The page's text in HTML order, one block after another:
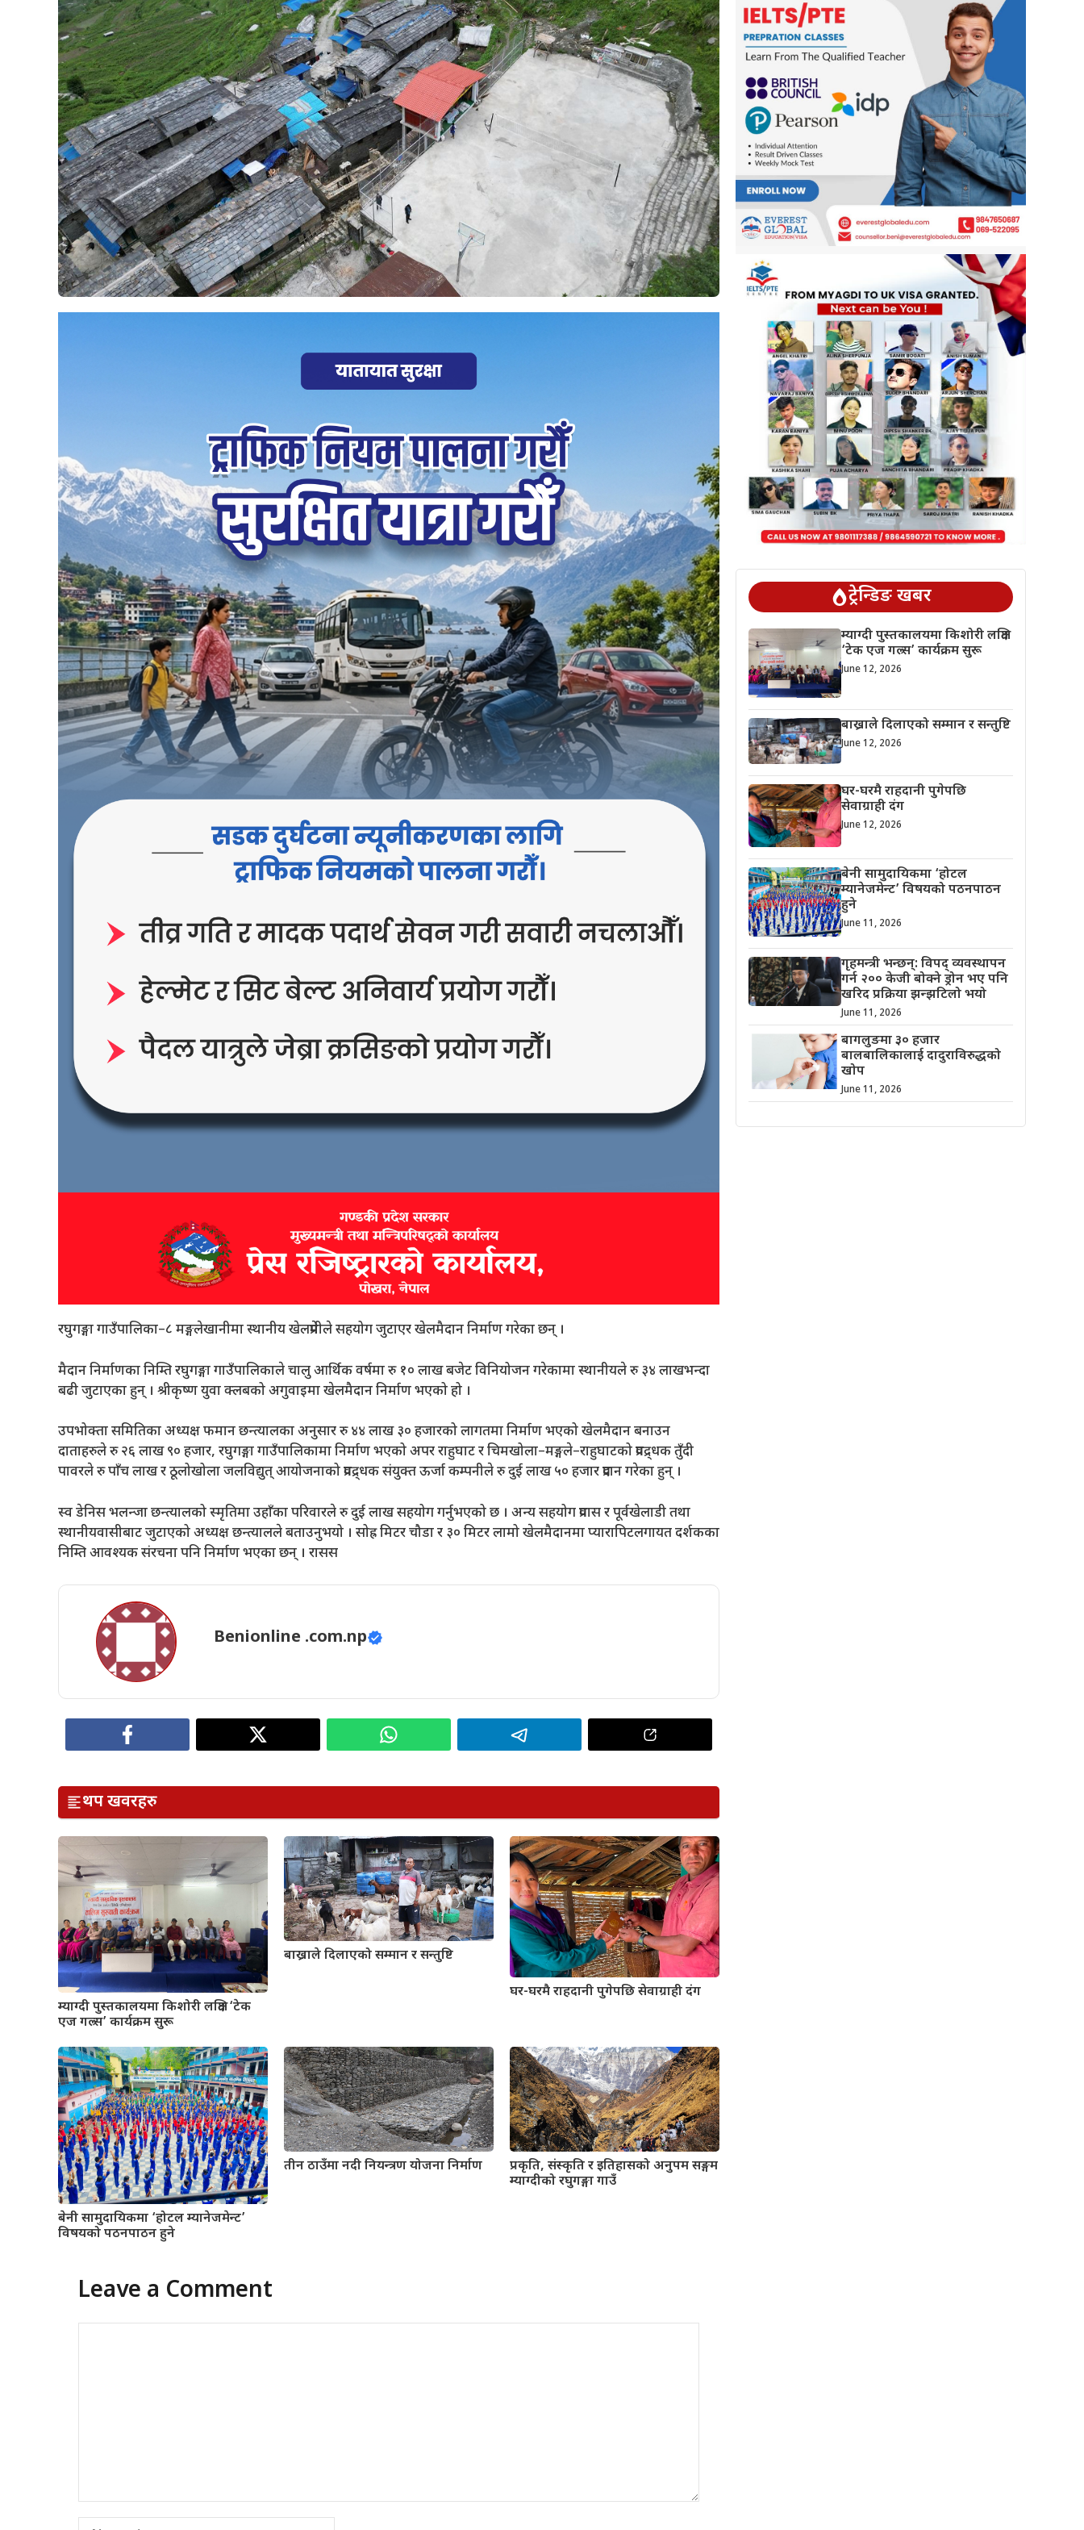
रघुगङ्गा गाउँपालिका–८ मङ्गलेखानीमा स्थानीय खेलप्रेमीले सहयोग जुटाएर खेलमैदान निर्माण गरेका छन् ।
मैदान निर्माणका निम्ति रघुगङ्गा गाउँपालिकाले चालु आर्थिक वर्षमा रु १० लाख बजेट विनियोजन गरेकामा स्थानीयले रु ३४ लाखभन्दा
बढी जुटाएका हुन् । श्रीकृष्ण युवा क्लबको अगुवाइमा खेलमैदान निर्माण भएको हो ।
उपभोक्ता समितिका अध्यक्ष फमान छन्त्यालका अनुसार रु ४४ लाख ३० हजारको लागतमा निर्माण भएको खेलमैदान बनाउन
दाताहरुले रु २६ लाख ९० हजार, रघुगङ्गा गाउँपालिकामा निर्माण भएको अपर राहुघाट र चिमखोला–मङ्गले–राहुघाटको प्रवद्र्धक तुँदी
पावरले रु पाँच लाख र ठूलोखोला जलविद्युत् आयोजनाको प्रवद्र्धक संयुक्त ऊर्जा कम्पनीले रु दुई लाख ५० हजार प्रदान गरेका हुन् ।
स्व डेनिस भलन्जा छन्त्यालको स्मृतिमा उहाँका परिवारले रु दुई लाख सहयोग गर्नुभएको छ । अन्य सहयोग प्रवास र पूर्वखेलाडी तथा
स्थानीयवासीबाट जुटाएको अध्यक्ष छन्त्यालले बताउनुभयो । सोह्र मिटर चौडा र ३० मिटर लामो खेलमैदानमा प्यारापिटलगायत दर्शकका
निम्ति आवश्यक संरचना पनि निर्माण भएका छन् । रासस
Benionline .com.np
थप खवरहरु
म्याग्दी पुस्तकालयमा किशोरी लक्षित ‘टेक
एज गल्र्स’ कार्यक्रम सुरू
बाख्राले दिलाएको सम्मान र सन्तुष्टि
घर-घरमै राहदानी पुगेपछि सेवाग्राही दंग
बेनी सामुदायिकमा ‘होटल म्यानेजमेन्ट’
विषयको पठनपाठन हुने
तीन ठाउँमा नदी नियन्त्रण योजना निर्माण
प्रकृति, संस्कृति र इतिहासको अनुपम सङ्गम
म्याग्दीको रघुगङ्गा गाउँ
Leave a Comment
Name
ट्रेन्डिङ खबर
म्याग्दी पुस्तकालयमा किशोरी लक्षित
‘टेक एज गल्र्स’ कार्यक्रम सुरू
June 12, 2026
बाख्राले दिलाएको सम्मान र सन्तुष्टि
June 12, 2026
घर-घरमै राहदानी पुगेपछि
सेवाग्राही दंग
June 12, 2026
बेनी सामुदायिकमा ‘होटल
म्यानेजमेन्ट’ विषयको पठनपाठन
हुने
June 11, 2026
गृहमन्त्री भन्छन्: विपद् व्यवस्थापन
गर्न २०० केजी बोक्ने ड्रोन भए पनि
खरिद प्रक्रिया झन्झटिलो भयो
June 11, 2026
बागलुङमा ३० हजार
बालबालिकालाई दादुराविरुद्धको
खोप
June 11, 2026